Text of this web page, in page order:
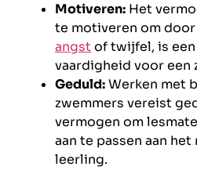
Motiveren: Het
te motiveren om
angst of twijfel, is
vaardigheid voor een
Geduld:Werken met
zwemmers vereist
vermogen om
aan te passen aan het
leerling.